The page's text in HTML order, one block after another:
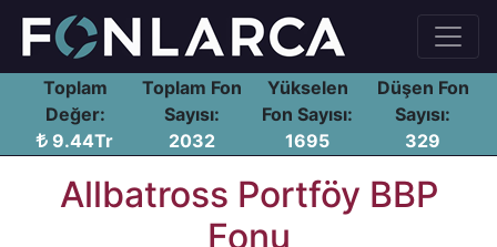
Toplam
Değer:
9.44Tr
Toplam Fon
Sayısı:
2032
Yükselen
Fon Sayısı:
1695
Düşen Fon
Sayısı:
329
Allbatross Portföy BBP
Fonu